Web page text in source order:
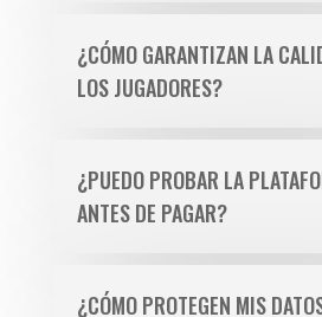
¿CÓMO GARANTIZAN LA
LOS JUGADORES?
¿PUEDO PROBAR LA
ANTES DE PAGAR?
¿CÓMO PROTEGEN MIS